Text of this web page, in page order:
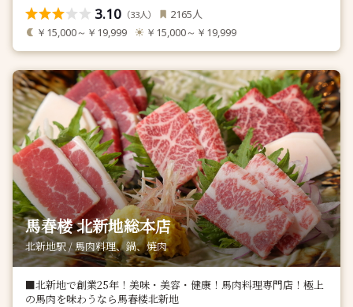
3.10 （33人） 2165人
￥15,000～￥19,999 ￥15,000～￥19,999
馬春楼 北新地総本店
北新地駅 / 馬肉料理、鍋、焼肉
■北新地で創業25年！美味・美容・健康！馬肉料理専門店！極上
の馬肉を味わうなら馬春楼北新地